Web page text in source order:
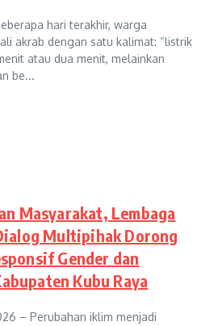
hari terakhir, warga
akrab dengan satu kalimat: “listrik
atau dua menit, melainkan
be...
Masyarakat, Lembaga
Multipihak Dorong
Gender dan
Kubu Raya
– Perubahan iklim menjadi